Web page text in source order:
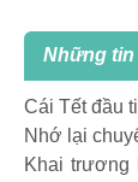
Những
Cái Tết đầu
Nhớ lại
Khai trương